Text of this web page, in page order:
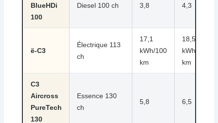
BlueHDi
100
Diesel 100 ch 3,8 4,3
ë-C3
Électrique 113
ch
17,1
kWh/100
km
18,5
kWh/100
km
C3
Aircross
PureTech
130
Essence 130
ch
5,8 6,5